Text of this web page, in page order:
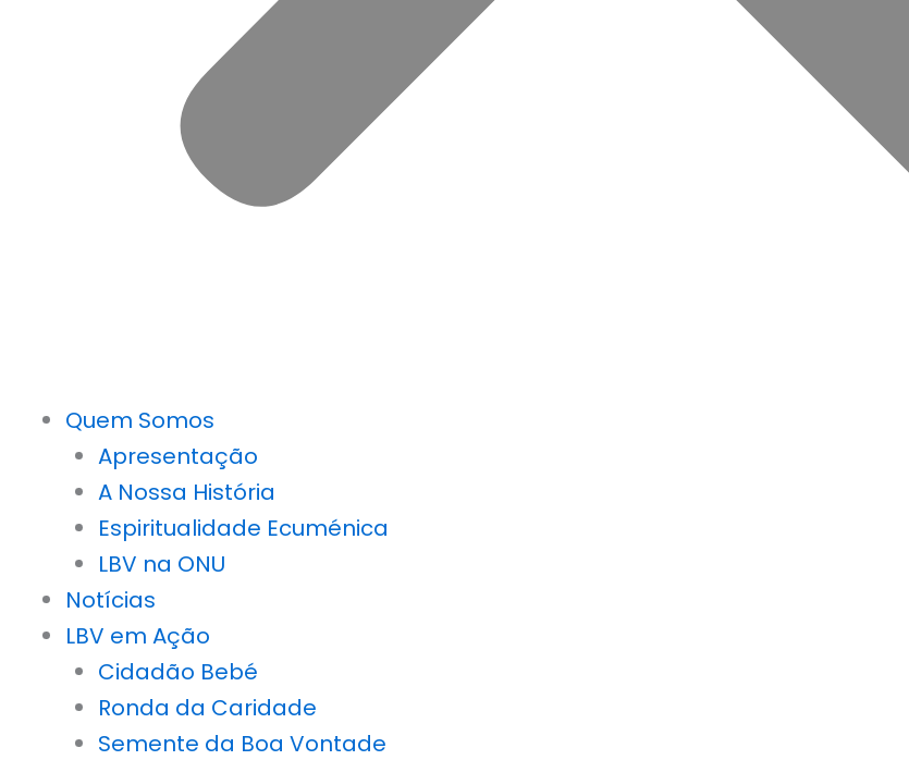
Quem Somos
Apresentação
A Nossa História
Espiritualidade Ecuménica
LBV na ONU
Notícias
LBV em Ação
Cidadão Bebé
Ronda da Caridade
Semente da Boa Vontade